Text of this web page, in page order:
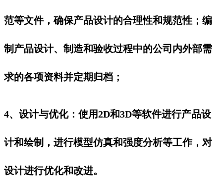
范等文件，确保产品设计的合理性和规范性；编
制产品设计、制造和验收过程中的公司内外部需
求的各项资料并定期归档；
4、设计与优化‌：使用2D和3D等软件进行产品设
计和绘制，进行模型仿真和强度分析等工作，对
设计进行优化和改进‌。